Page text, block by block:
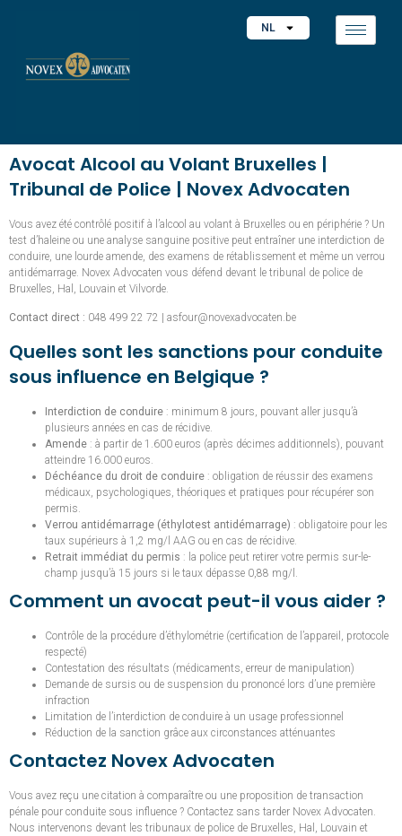
NL
Avocat Alcool au Volant Bruxelles |
Tribunal de Police | Novex Advocaten
Vous avez été contrôlé positif à l’alcool au volant à Bruxelles ou en périphérie ? Un
test d’haleine ou une analyse sanguine positive peut entraîner une interdiction de
conduire, une lourde amende, des examens de rétablissement et même un verrou
antidémarrage. Novex Advocaten vous défend devant le tribunal de police de
Bruxelles, Hal, Louvain et Vilvorde.
Contact direct : 048 499 22 72 | asfour@novexadvocaten.be
Quelles sont les sanctions pour conduite
sous influence en Belgique ?
Interdiction de conduire : minimum 8 jours, pouvant aller jusqu’à
plusieurs années en cas de récidive.
Amende : à partir de 1.600 euros (après décimes additionnels), pouvant
atteindre 16.000 euros.
Déchéance du droit de conduire : obligation de réussir des examens
médicaux, psychologiques, théoriques et pratiques pour récupérer son
permis.
Verrou antidémarrage (éthylotest antidémarrage) : obligatoire pour les
taux supérieurs à 1,2 mg/l AAG ou en cas de récidive.
Retrait immédiat du permis : la police peut retirer votre permis sur-le-
champ jusqu’à 15 jours si le taux dépasse 0,88 mg/l.
Comment un avocat peut-il vous aider ?
Contrôle de la procédure d’éthylométrie (certification de l’appareil, protocole
respecté)
Contestation des résultats (médicaments, erreur de manipulation)
Demande de sursis ou de suspension du prononcé lors d’une première
infraction
Limitation de l’interdiction de conduire à un usage professionnel
Réduction de la sanction grâce aux circonstances atténuantes
Contactez Novex Advocaten
Vous avez reçu une citation à comparaître ou une proposition de transaction
pénale pour conduite sous influence ? Contactez sans tarder Novex Advocaten.
Nous intervenons devant les tribunaux de police de Bruxelles, Hal, Louvain et